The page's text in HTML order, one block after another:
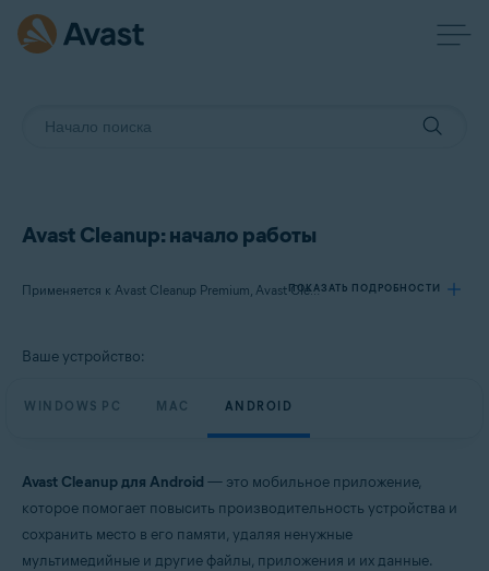
Avast Cleanup: начало работы
Применяется к Avast Cleanup Premium, Avast Cleanup
ПОКАЗАТЬ ПОДРОБНОСТИ
Avast Cleanup Premium
Ваше устройство:
WINDOWS PC MAC ANDROID
Avast Cleanup для Android — это мобильное приложение,
которое помогает повысить производительность устройства и
сохранить место в его памяти, удаляя ненужные
мультимедийные и другие файлы, приложения и их данные.